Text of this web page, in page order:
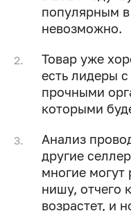
популярным в
невозможно.
Товар уже
есть лидеры
прочными
которыми
Анализ
другие
многие могут
нишу, отчего
возрастет, и